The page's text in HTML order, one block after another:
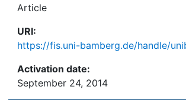
Article
URI:
https://fis.uni-bamberg.de/handle/
Activation date:
September 24, 2014